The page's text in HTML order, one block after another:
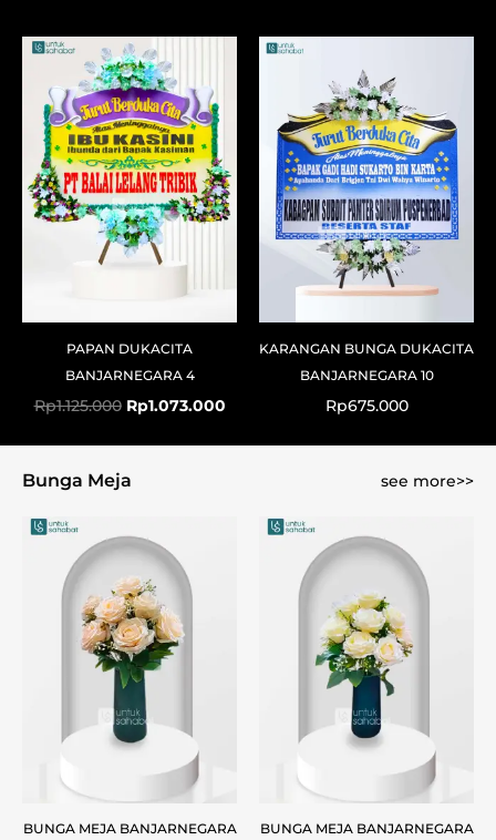
PAPAN DUKACITA
BANJARNEGARA 4
Rp1.125.000
Original
price
was:
Rp1.125.000.
Rp1.073.000
Current
Rp1.073.000.
KARANGAN BUNGA DUKACITA
BANJARNEGARA 10
Rp675.000
Bunga Meja see more>>
BUNGA MEJA BANJARNEGARA BUNGA MEJA BANJARNEGARA